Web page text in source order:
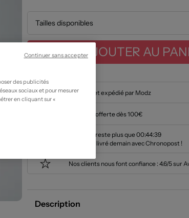
Tailles disponibles
AJOUTER AU
En stock et expédié par Modz
Livraison offerte dès 100€
Il ne vous reste plus que00:44:38
pour être livré demain avec Chronopost !
Nos clients nous font confiance : 4.6/5 sur
Description
des publicités
sociaux et pour mesurer
en cliquant sur «
Continuer sans accepter